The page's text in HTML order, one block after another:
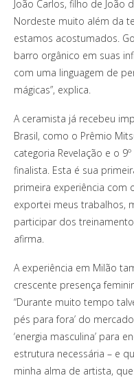
João Carlos, filho de João
Nordeste muito além da
estamos acostumados.
barro orgânico em suas
com uma linguagem de
mágicas”, explica.
A ceramista já recebeu
Brasil, como o Prêmio
categoria Revelação e o
finalista. Esta é sua
primeira experiência com
exportei meus trabalhos,
participar dos
afirma.
A experiência em Milão
crescente presença
“Durante muito tempo
pés para fora’ do
‘energia masculina’ para
estrutura necessária – e
minha alma de artista,